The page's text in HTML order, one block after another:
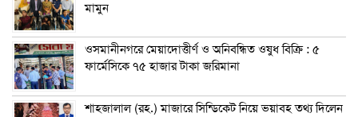
মামুন
ওসমানীনগরে মেয়াদোত্তীর্ণ ও অনিবন্ধিত ওষুধ বিক্রি : ৫
ফার্মেসিকে ৭৫ হাজার টাকা জরিমানা
শাহজালাল (রহ.) মাজারে সিন্ডিকেট নিয়ে ভয়াবহ তথ্য দিলেন